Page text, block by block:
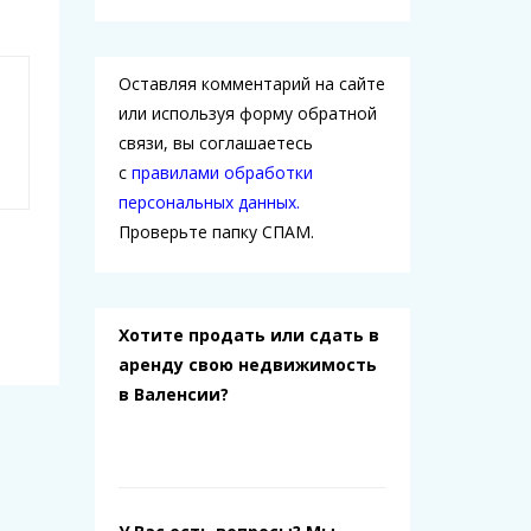
Оставляя комментарий на сайте
или используя форму обратной
связи, вы соглашаетесь
с правилами обработки
персональных данных.
Проверьте папку СПАМ.
Хотите продать или сдать в
аренду свою недвижимость
в Валенсии?